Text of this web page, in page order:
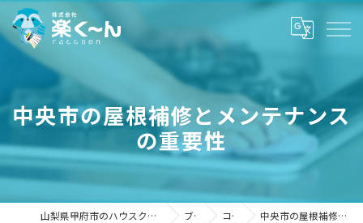
中央市の屋根補修とメンテナンス
の重要性
山梨県甲府市のハウスクリーニングなら株式会社楽く～ん ブログ コラム 中央市の屋根補修とメンテナンスの重要性